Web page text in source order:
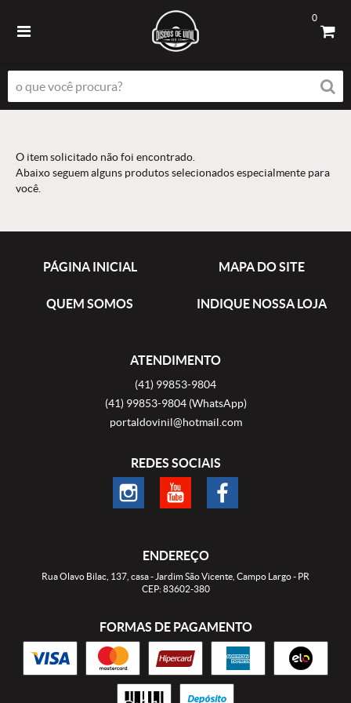
0
O item solicitado não foi encontrado.
Abaixo seguem alguns produtos selecionados especialmente para
você.
PÁGINA INICIAL MAPA DO SITE
QUEM SOMOS INDIQUE NOSSA LOJA
ATENDIMENTO
(41) 99853-9804
(41)99853-9804 (WhatsApp)
portaldovinil@hotmail.com
REDES SOCIAIS
ENDEREÇO
Rua Olavo Bilac, 137, casa- Jardim São Vicente, Campo Largo- PR
CEP: 83602-380
FORMAS DE PAGAMENTO